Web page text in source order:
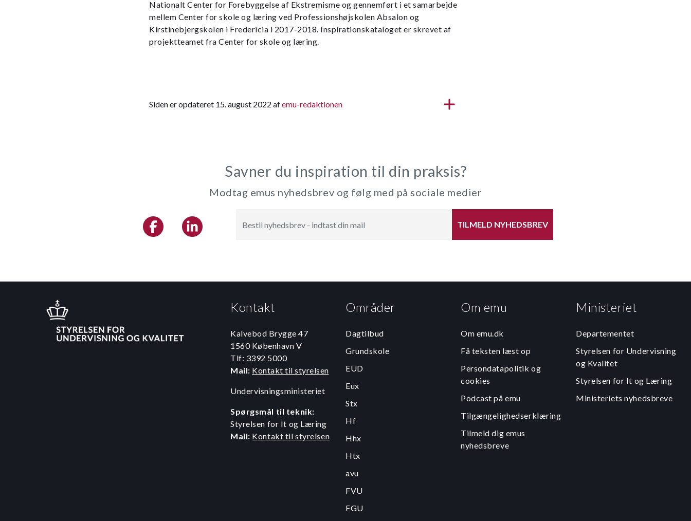
Nationalt Center for Forebyggelse af Ekstremisme og gennemført i et samarbejde
mellem Center for skole og læring ved Professionshøjskolen Absalon og
Kirstinebjergskolen i Fredericia i 2017-2018. Inspirationskataloget er skrevet af
projektteamet fra Center for skole og læring.
Siden er opdateret 15. august 2022 afemu-redaktionen
Savner du inspiration til din praksis?
Modtag emus nyhedsbrev og følg med på sociale medier
TILMELD NYHEDSBREV
Kontakt
Kalvebod Brygge 47
1560 København V
Tlf: 3392 5000
Mail: Kontakt til styrelsen
Undervisningsministeriet
Spørgsmål til teknik:
Styrelsen for It og Læring
Mail: Kontakt til styrelsen
Områder
Dagtilbud
Grundskole
EUD
Eux
Stx
Hf
Hhx
Htx
avu
FVU
FGU
Om emu
Om emu.dk
Få teksten læst op
Persondatapolitik og
cookies
Podcast på emu
Tilgængelighedserklæring
Tilmeld dig emus
nyhedsbreve
Ministeriet
Departementet
Styrelsen for Undervisning
og Kvalitet
Styrelsen for It og Læring
Ministeriets nyhedsbreve